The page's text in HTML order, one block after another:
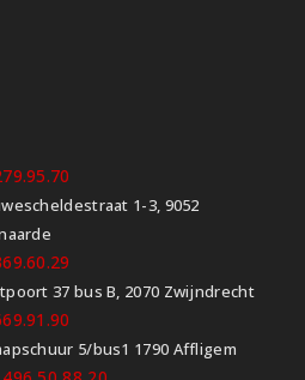
1-3, 9052
37 bus B, 2070 Zwijndrecht
5/bus1 1790 Affligem